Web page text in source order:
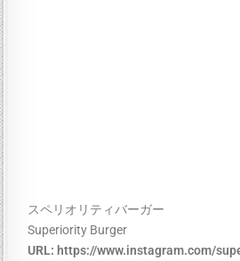
スペリオリティバーガー
Superiority Burger
URL: https://www.instagram.com/